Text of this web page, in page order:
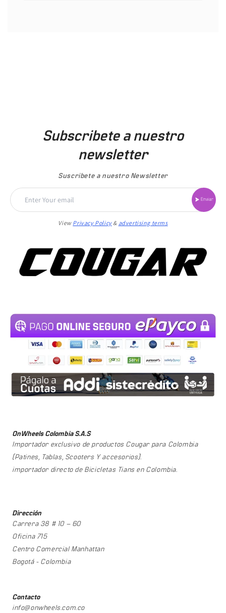
Subscribete a nuestro
newsletter
Suscribete a nuestro Newsletter
Enviar
View Privacy Policy& advertising terms
OnWheels Colombia S.A.S
Importador exclusivo de productos Cougar para Colombia
(Patines, Tablas, Scooters Y accesorios).
importador directo de Bicicletas Tians en Colombia.
Dirección
Carrera 38 # 10 – 60
Oficina 715
Centro Comercial Manhattan
Bogotá - Colombia
Contacto
info@onwheels.com.co